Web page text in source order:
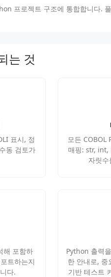
프로젝트 구조에 통합합니다.
는 것
표시, 정
동 검토가
모든 COBOL
매핑: str, int,
자릿
해 포함하
트하는지
다.
Python 출력
한 안내로,
기반 테스트